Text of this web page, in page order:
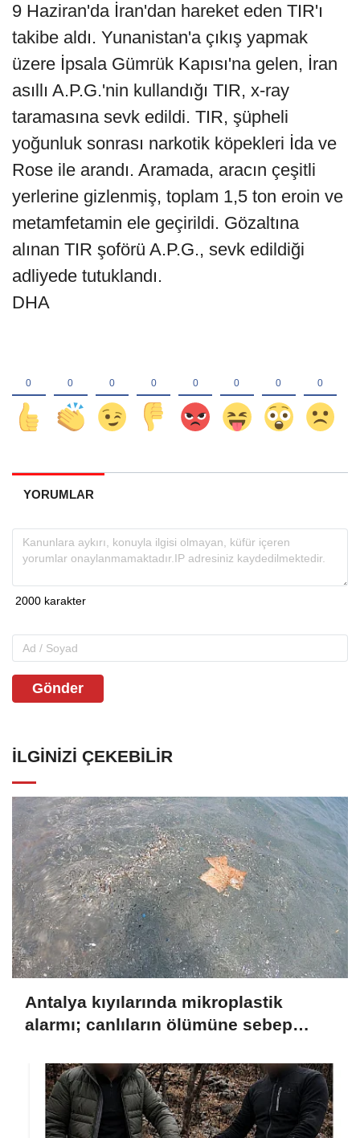
9 Haziran'da İran'dan hareket eden TIR'ı
takibe aldı. Yunanistan'a çıkış yapmak
üzere İpsala Gümrük Kapısı'na gelen, İran
asıllı A.P.G.'nin kullandığı TIR, x-ray
taramasına sevk edildi. TIR, şüpheli
yoğunluk sonrası narkotik köpekleri İda ve
Rose ile arandı. Aramada, aracın çeşitli
yerlerine gizlenmiş, toplam 1,5 ton eroin ve
metamfetamin ele geçirildi. Gözaltına
alınan TIR şoförü A.P.G., sevk edildiği
adliyede tutuklandı.
DHA
YORUMLAR
Gönder
İLGINIZI ÇEKEBILIR
Antalya kıyılarında mikroplastik
alarmı; canlıların ölümüne sebep